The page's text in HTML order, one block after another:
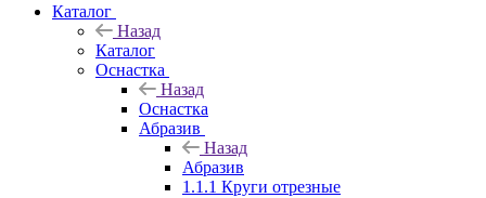
Каталог
Назад
Каталог
Оснастка
Назад
Оснастка
Абразив
Назад
Абразив
1.1.1 Круги отрезные